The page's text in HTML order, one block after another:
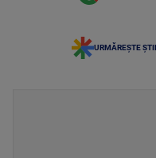
URMĂREȘTE